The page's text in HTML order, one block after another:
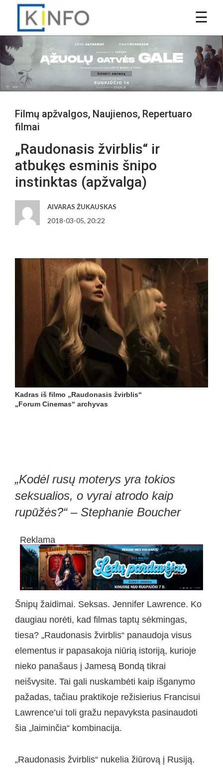
Filmų apžvalgos, Naujienos, Repertuaro
filmai
„Raudonasis žvirblis“ ir
atbukęs esminis šnipo
instinktas (apžvalga)
AIVARAS ŽUKAUSKAS
2018-03-05, 20:22
Kadras iš filmo „Raudonasis žvirblis“
„Forum Cinemas“ archyvas
„Kodėl rusų moterys yra tokios
seksualios, o vyrai atrodo kaip
rupūžės?“ – Stephanie Boucher
Reklama
Šnipų žaidimai. Seksas. Jennifer Lawrence. Ko
daugiau norėti, kad filmas taptų sėkmingas,
tiesa? „Raudonasis žvirblis“ panaudoja visus
elementus ir papasakoja niūrią istoriją, kurioje
nieko panašaus į Jamesą Bondą tikrai
neišvysite. Tai gali nuskambėti kaip išganymo
pažadas, tačiau praktikoje režisierius Francisui
Lawrence’ui toli gražu nepavyksta pasinaudoti
šia „laiminčia“ kombinacija.
„Raudonasis žvirblis“ nukelia žiūrovą į Rusiją.